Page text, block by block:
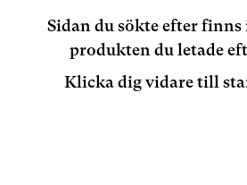
Sidan du sökte efter finns
produkten du letade
Klicka dig vidare till